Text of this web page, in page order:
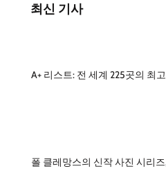
최신 기사
A+ 리스트: 전 세계 225곳의 최
폴 클레망스의 신작 사진 시리